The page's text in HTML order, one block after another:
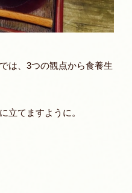
は、3つの観点から食養生
立てますように。